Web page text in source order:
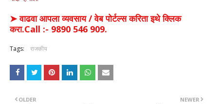
➤ वाढवा आपला व्यवसाय / वेब पोर्टल्स करिता इथे क्लिक
करा.Call :- 9890 546 909.
Tags: राजकीय
NEWER
OLDER